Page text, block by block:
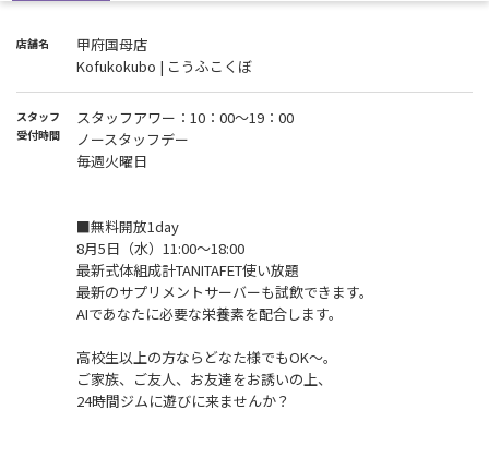
店舗名
甲府国母店
Kofukokubo | こうふこくぼ
スタッフ
受付時間
スタッフアワー：10：00～19：00
ノースタッフデー
毎週火曜日
■無料開放1day
8月5日（水）11:00～18:00
最新式体組成計TANITAFET使い放題
最新のサプリメントサーバーも試飲できます。
AIであなたに必要な栄養素を配合します。
高校生以上の方ならどなた様でもOK～。
ご家族、ご友人、お友達をお誘いの上、
24時間ジムに遊びに来ませんか？